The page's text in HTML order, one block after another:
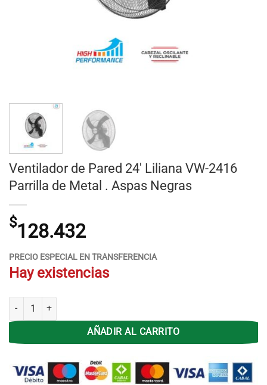
Ventilador de Pared 24′ Liliana VW-2416
Parrilla de Metal . Aspas Negras
$128.432
PRECIO ESPECIAL EN TRANSFERENCIA
Hay existencias
Ventilador de Pared 24' Liliana VW-2416 Parrilla de Metal . Aspas
AÑADIR AL CARRITO